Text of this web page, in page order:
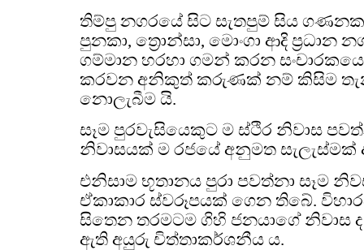
තිම්පු නගරයේ සිට සැතපුම් සිය ගණනක
පුනකා, ත්‍රොන්සා, මොංගා ආදි ප්‍රධාන
ගම්මාන හරහා ගමන් කරන
කරවන අනිකුත් කරුණක් නම් කිසිම
නොලැබීම යි.
සෑම පුරවැසියෙකුට ම ස්ථිර නිවාස
නිවාසයක් ම රජයේ අනුමත සැලැස්මක්
එනිසාම භූතානය පුරා පවත්නා සෑම
ඒකාකාර ස්වරූපයක් ගෙන තිබේ.
සිතෙන තරමටම ගිහි ජනයාගේ නිවාස
ඇති අයුරු චිත්තාකර්ශනීය ය.